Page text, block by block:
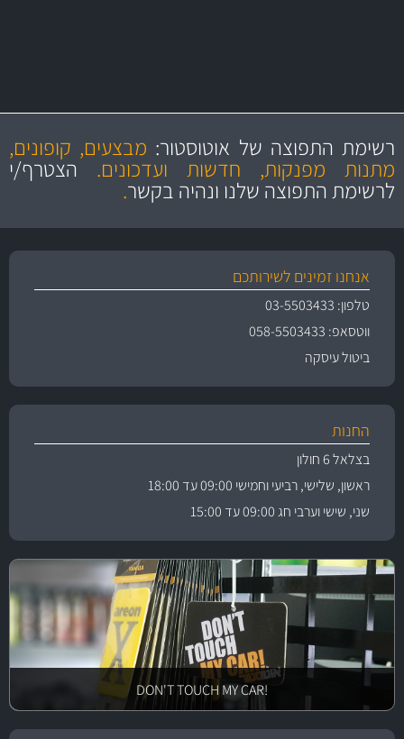
מקצועיות
ושירות מצויין
מחירים
הוגנים
והיצע מוצרים איכותירשימת התפוצה של אוטוסטור: מבצעים, קופונים,
מתנות מפנקות, חדשות ועדכונים. הצטרף/י
לרשימת התפוצה שלנו ונהיה בקשר.
אנחנו זמינים לשירותכם
טלפון: 03-5503433
ווטסאפ: 058-5503433
ביטול עיסקה
החנות
בצלאל 6 חולון
ראשון, שלישי, רביעי וחמישי 09:00 עד 18:00
שני, שישי וערבי חג 09:00 עד 15:00
!DON'T TOUCH MY CAR